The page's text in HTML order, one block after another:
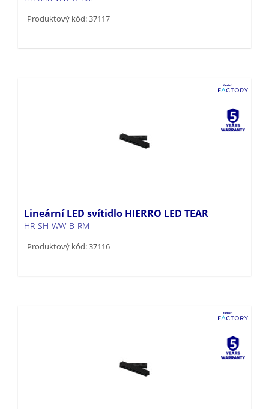
Produktový kód: 37117
Lineární LED svítidlo HIERRO LED TEAR
HR-SH-WW-B-RM
Produktový kód: 37116